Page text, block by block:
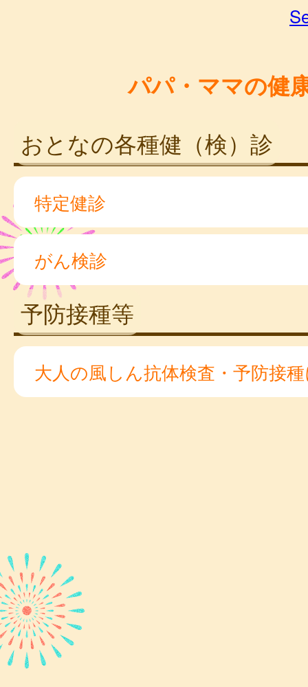
パパ・ママの健
おとなの各種健（検）診
特定健診
がん検診
予防接種等
大人の風しん抗体検査・予防接